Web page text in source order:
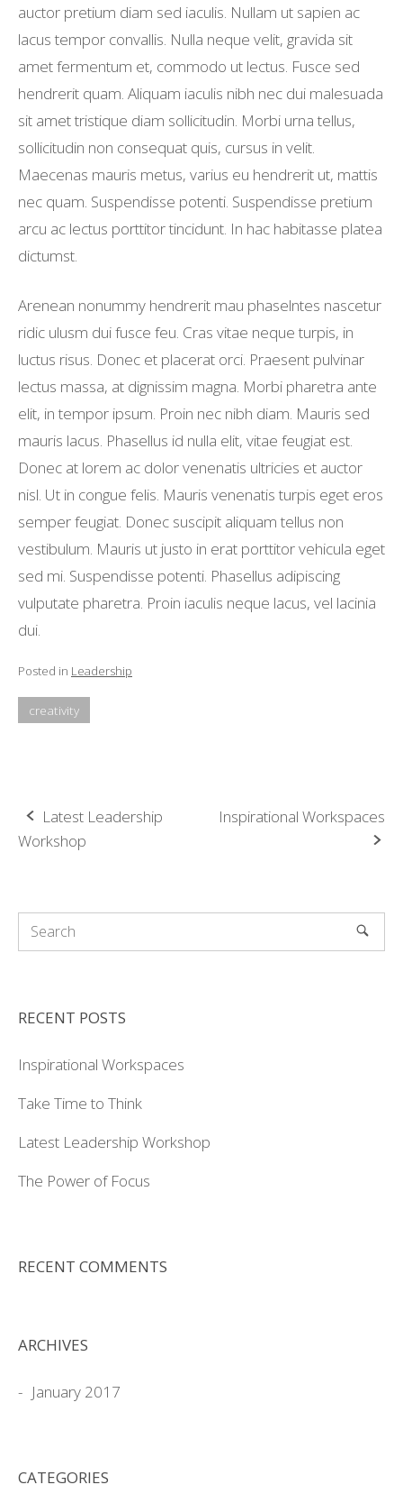
auctor pretium diam sed iaculis. Nullam ut sapien ac
lacus tempor convallis. Nulla neque velit, gravida sit
amet fermentum et, commodo ut lectus. Fusce sed
hendrerit quam. Aliquam iaculis nibh nec dui malesuada
sit amet tristique diam sollicitudin. Morbi urna tellus,
sollicitudin non consequat quis, cursus in velit.
Maecenas mauris metus, varius eu hendrerit ut, mattis
nec quam. Suspendisse potenti. Suspendisse pretium
arcu ac lectus porttitor tincidunt. In hac habitasse platea
dictumst.
Arenean nonummy hendrerit mau phaselntes nascetur
ridic ulusm dui fusce feu. Cras vitae neque turpis, in
luctus risus. Donec et placerat orci. Praesent pulvinar
lectus massa, at dignissim magna. Morbi pharetra ante
elit, in tempor ipsum. Proin nec nibh diam. Mauris sed
mauris lacus. Phasellus id nulla elit, vitae feugiat est.
Donec at lorem ac dolor venenatis ultricies et auctor
nisl. Ut in congue felis. Mauris venenatis turpis eget eros
semper feugiat. Donec suscipit aliquam tellus non
vestibulum. Mauris ut justo in erat porttitor vehicula eget
sed mi. Suspendisse potenti. Phasellus adipiscing
vulputate pharetra. Proin iaculis neque lacus, vel lacinia
dui.
Posted in Leadership
creativity
Post
navigation
Latest Leadership
Workshop
Inspirational Workspaces
RECENT POSTS
Inspirational Workspaces
Take Time to Think
Latest Leadership Workshop
The Power of Focus
RECENT COMMENTS
ARCHIVES
January 2017
CATEGORIES